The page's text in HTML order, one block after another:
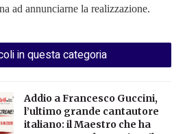
ad annunciarne la realizzazione.
in questa categoria
Addio a Francesco Guccini,
l’ultimo grande cantautore
italiano: il Maestro che ha